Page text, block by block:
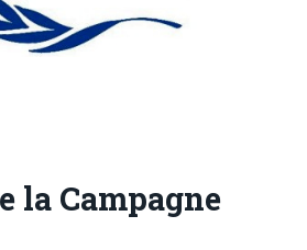
la Campagne